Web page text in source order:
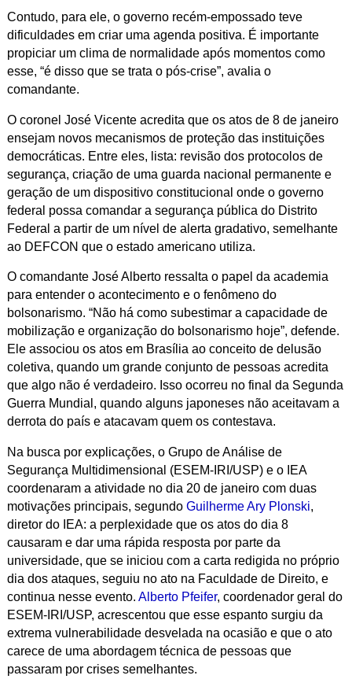
Contudo, para ele, o governo recém-empossado teve
dificuldades em criar uma agenda positiva. É importante
propiciar um clima de normalidade após momentos como
esse, “é disso que se trata o pós-crise”, avalia o
comandante.
O coronel José Vicente acredita que os atos de 8 de janeiro
ensejam novos mecanismos de proteção das instituições
democráticas. Entre eles, lista: revisão dos protocolos de
segurança, criação de uma guarda nacional permanente e
geração de um dispositivo constitucional onde o governo
federal possa comandar a segurança pública do Distrito
Federal a partir de um nível de alerta gradativo, semelhante
ao DEFCON que o estado americano utiliza.
O comandante José Alberto ressalta o papel da academia
para entender o acontecimento e o fenômeno do
bolsonarismo. “Não há como subestimar a capacidade de
mobilização e organização do bolsonarismo hoje”, defende.
Ele associou os atos em Brasília ao conceito de delusão
coletiva, quando um grande conjunto de pessoas acredita
que algo não é verdadeiro. Isso ocorreu no final da Segunda
Guerra Mundial, quando alguns japoneses não aceitavam a
derrota do país e atacavam quem os contestava.
Na busca por explicações, o Grupo de Análise de
Segurança Multidimensional (ESEM-IRI/USP) e o IEA
coordenaram a atividade no dia 20 de janeiro com duas
motivações principais, segundo Guilherme Ary Plonski,
diretor do IEA: a perplexidade que os atos do dia 8
causaram e dar uma rápida resposta por parte da
universidade, que se iniciou com a carta redigida no próprio
dia dos ataques, seguiu no ato na Faculdade de Direito, e
continua nesse evento. Alberto Pfeifer, coordenador geral do
ESEM-IRI/USP, acrescentou que esse espanto surgiu da
extrema vulnerabilidade desvelada na ocasião e que o ato
carece de uma abordagem técnica de pessoas que
passaram por crises semelhantes.